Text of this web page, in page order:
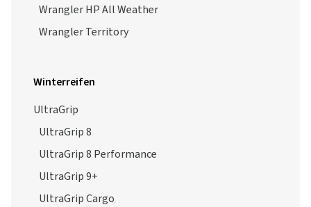
Wrangler HP All Weather
Wrangler Territory
Winterreifen
UltraGrip
UltraGrip 8
UltraGrip 8 Performance
UltraGrip 9+
UltraGrip Cargo